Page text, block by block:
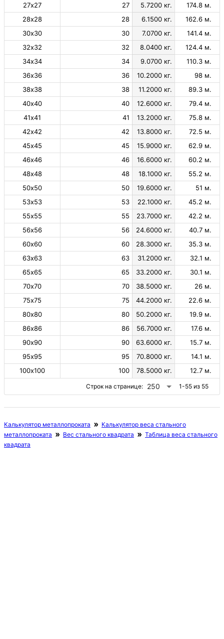
27х27
27 5.7200 кг.
174.8 м.
28х28
28 6.1500 кг.
162.6 м.
30х30
30 7.0700 кг.
141.4 м.
32х32
32 8.0400 кг.
124.4 м.
34х34
34 9.0700 кг.
110.3 м.
36х36
36 10.2000 кг.
98 м.
38х38
38 11.2000 кг.
89.3 м.
40х40
40 12.6000 кг.
79.4 м.
41х41
41 13.2000 кг.
75.8 м.
42х42
42 13.8000 кг.
72.5 м.
45х45
45 15.9000 кг.
62.9 м.
46х46
46 16.6000 кг.
60.2 м.
48х48
48 18.1000 кг.
55.2 м.
50х50
50 19.6000 кг.
51 м.
53х53
53 22.1000 кг.
45.2 м.
55х55
55 23.7000 кг.
42.2 м.
56х56
56 24.6000 кг.
40.7 м.
60х60
60 28.3000 кг.
35.3 м.
63х63
63 31.2000 кг.
32.1 м.
65х65
65 33.2000 кг.
30.1 м.
70х70
70 38.5000 кг.
26 м.
75х75
75 44.2000 кг.
22.6 м.
80х80
80 50.2000 кг.
19.9 м.
86х86
86 56.7000 кг.
17.6 м.
90х90
90 63.6000 кг.
15.7 м.
95х95
95 70.8000 кг.
14.1 м.
100х100
100 78.5000 кг. 12.7 м.
Строк на странице: 250 1-55 из 55
Калькулятор металлопроката
Калькулятор веса стального
металлопроката
Вес стального квадрата
Таблица веса стального
квадрата